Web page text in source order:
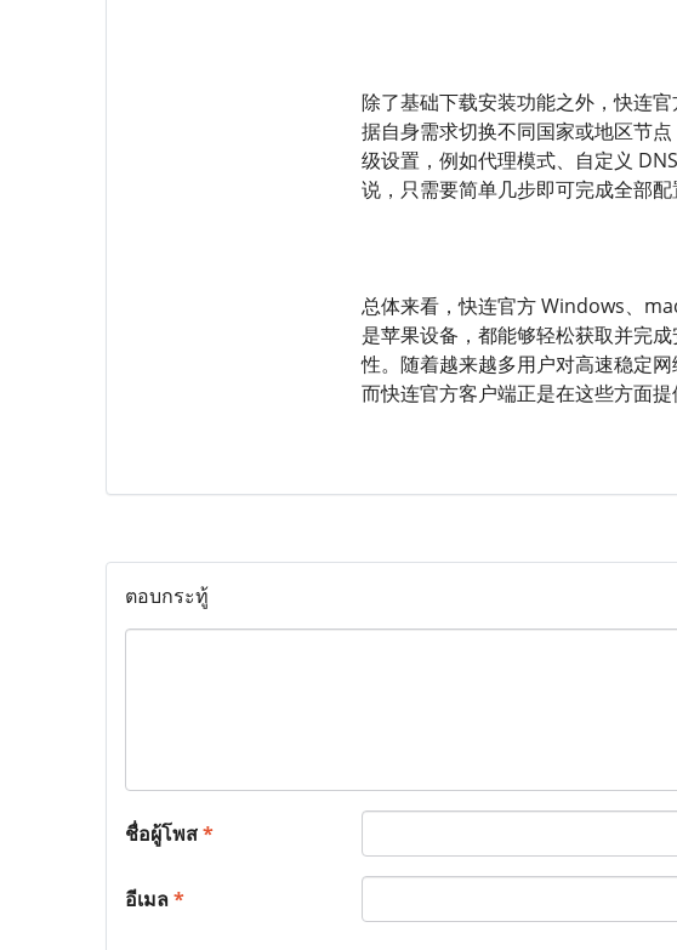
除了基础下载安装功能之外，快连
据自身需求切换不同国家或地区节
级设置，例如代理模式、自定义
说，只需要简单几步即可完成全部
总体来看，快连官方 Windows、
是苹果设备，都能够轻松获取并完
性。随着越来越多用户对高速稳定
而快连官方客户端正是在这些方面
ตอบกระทู้
ชื่อผู้โพส*
อีเมล*